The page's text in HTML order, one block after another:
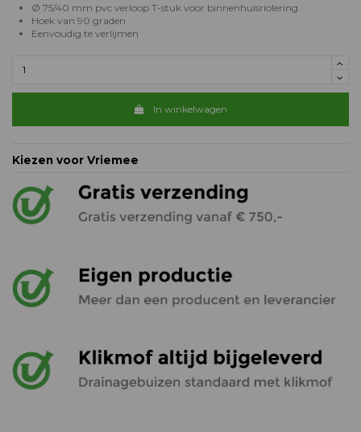
Ø 75/40 mm pvc verloop T-stuk voor binnenhuisriolering
Hoek van 90 graden
Eenvoudig te verlijmen
In winkelwagen
Kiezen voor Vriemee